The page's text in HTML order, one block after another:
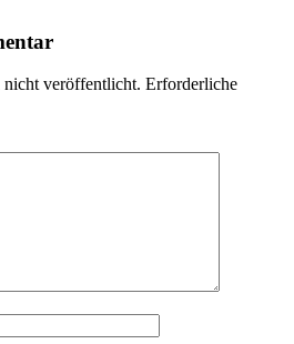
veröffentlicht. Erforderliche